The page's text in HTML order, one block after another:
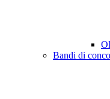
Bandi di